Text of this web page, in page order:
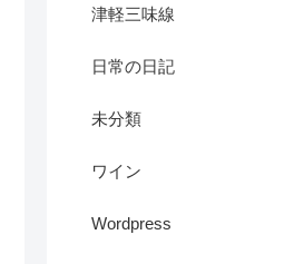
津軽三味線
日常の日記
未分類
ワイン
Wordpress